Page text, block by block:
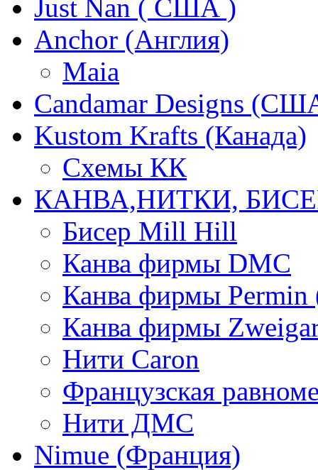
Just Nan ( США )
Anchor (Англия)
Maia
Candamar Designs
Kustom Krafts (Канада)
Схемы КК
КАНВА,НИТКИ,
Бисер Mill Hill
Канва фирмы DMC
Канва фирмы Permin
Канва фирмы
Нити Caron
Французская
Нити ДМС
Nimue (Франция)